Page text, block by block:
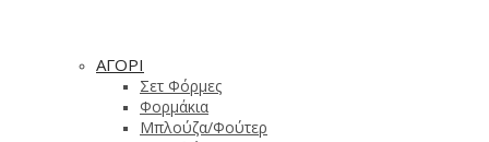
ΑΓΟΡΙ
Σετ Φόρμες
Φορμάκια
Μπλούζα/Φούτερ